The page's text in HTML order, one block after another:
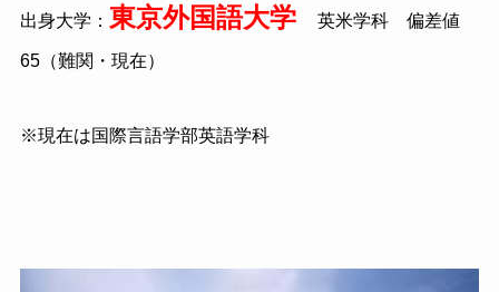
出身大学： 東京外国語大学 英米学科 偏差値
65（難関・現在）
※現在は国際言語学部英語学科